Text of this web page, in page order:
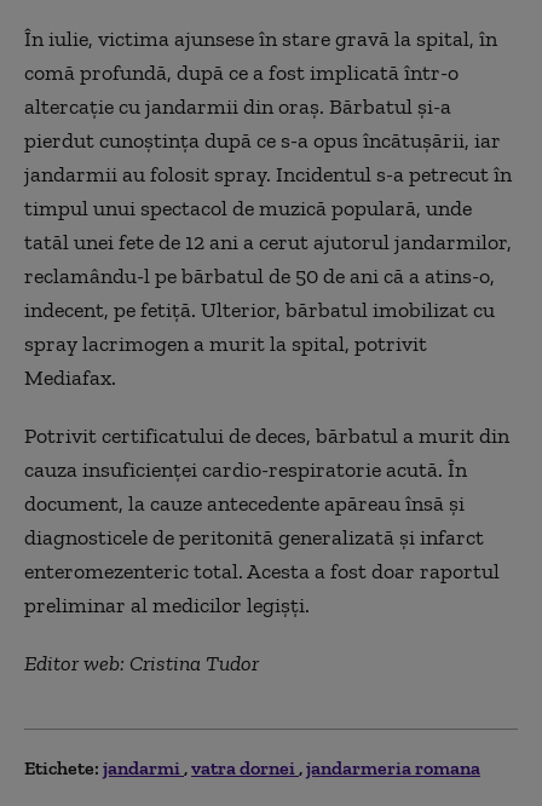
În iulie, victima ajunsese în stare gravă la spital, în
comă profundă, după ce a fost implicată într-o
altercaţie cu jandarmii din oraş. Bărbatul şi-a
pierdut cunoştinţa după ce s-a opus încătuşării, iar
jandarmii au folosit spray. Incidentul s-a petrecut în
timpul unui spectacol de muzică populară, unde
tatăl unei fete de 12 ani a cerut ajutorul jandarmilor,
reclamându-l pe bărbatul de 50 de ani că a atins-o,
indecent, pe fetiţă. Ulterior, bărbatul imobilizat cu
spray lacrimogen a murit la spital, potrivit
Mediafax.
Potrivit certificatului de deces, bărbatul a murit din
cauza insuficienţei cardio-respiratorie acută. În
document, la cauze antecedente apăreau însă şi
diagnosticele de peritonită generalizată şi infarct
enteromezenteric total. Acesta a fost doar raportul
preliminar al medicilor legişţi.
Editor web: Cristina Tudor
Etichete: jandarmi vatra dornei jandarmeria romana